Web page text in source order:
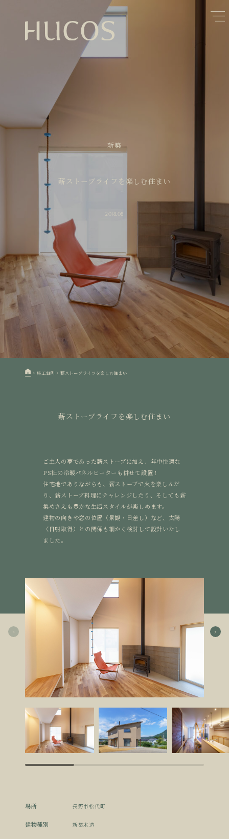
日本森林と循環
欧州住宅の文化と日本の現在地
廃棄物について知る
100年後も評価される住宅へ
空き家とリノベーション
1 蓄熱するパッシブデザイン
自然素材の温もりと快適性を実現
活かすリノベーション
家づくりの流れ
>施工事例 >薪ストーブライフを楽しむ住まい
新築
薪ストーブライフを楽しむ住まい
2018.08
薪ストーブライフを楽しむ住まい
ご主人の夢であった薪ストーブに加え、年中快適な
PS社の冷暖パネルヒーターも併せて設置！
住宅地でありながらも、薪ストーブで火を楽しんだ
り、薪ストーブ料理にチャレンジしたり、そしても薪
集めさえも豊かな生活スタイルが楽しめます。
建物の向きや窓の位置（景観・日差し）など、太陽
（日射取得）との関係も細かく検討して設計いたし
ました。
場所 長野市松代町
建物種別 新築木造